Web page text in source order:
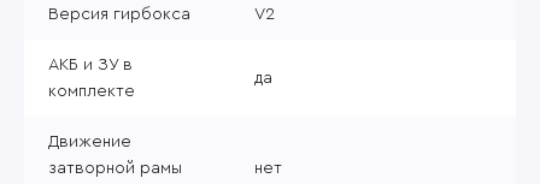
Версия гирбокса V2
АКБ и ЗУ в
комплекте
да
Движение
затворной рамы
нет